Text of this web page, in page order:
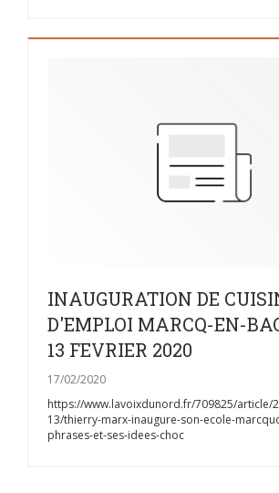
INAUGURATION DE
D'EMPLOI MARCQ-EN-
13 FEVRIER 2020
17/02/2020
https://www.lavoixdunord.fr/709825/article/
13/thierry-marx-inaugure-son-ecole-
phrases-et-ses-idees-choc